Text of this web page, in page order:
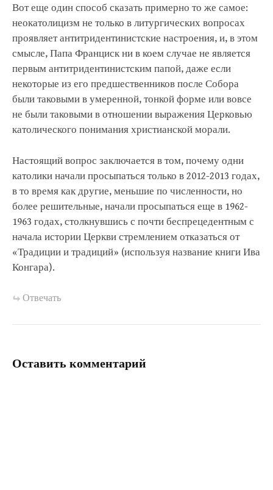
Вот еще один способ сказать примерно то же самое:
неокатолицизм не только в литургических вопросах
проявляет антитридентинистские настроения, и, в этом
смысле, Папа Франциск ни в коем случае не является
первым антитридентинистским папой, даже если
некоторые из его предшественников после Собора
были таковыми в умеренной, тонкой форме или вовсе
не были таковыми в отношении выражения Церковью
католического понимания христианской морали.
Настоящий вопрос заключается в том, почему одни
католики начали просыпаться только в 2012-2013 годах,
в то время как другие, меньшие по численности, но
более решительные, начали просыпаться еще в 1962-
1963 годах, столкнувшись с почти беспрецедентным с
начала истории Церкви стремлением отказаться от
«Традиции и традиций» (используя название книги Ива
Конгара).
Отвечать
Оставить комментарий